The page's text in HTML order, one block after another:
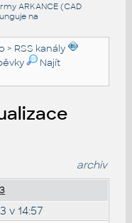
ARKANCE (CAD
na
> RSS kanály
Najít
archiv
v 14:57